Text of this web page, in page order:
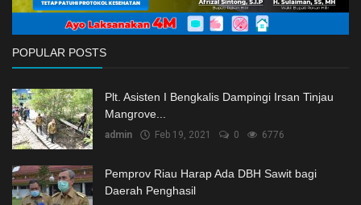
POPULAR POSTS
Plt. Asisten I Bengkalis Dampingi Irsan Tinjau
Mangrove...
admin Feb 19, 2021 0 6776
Pemprov Riau Harap Ada DBH Sawit bagi
Daerah Penghasil